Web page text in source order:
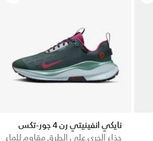
نايكي انفينيتي رن 4 جور-تكس
حذاء الجري على الطرق مقاوم للماء